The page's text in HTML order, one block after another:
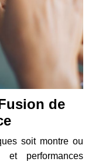
de
soit montre ou
et performances